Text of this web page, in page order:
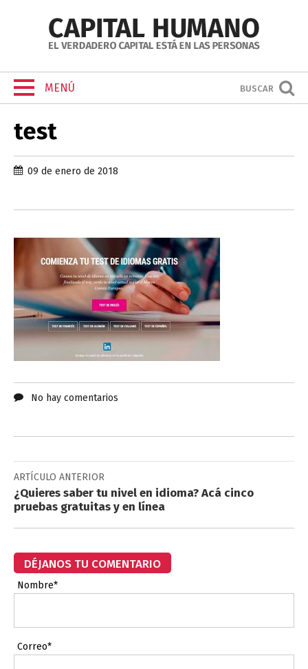
MENÚ BUSCAR
test
09 de enero de 2018
No hay comentarios
ARTÍCULO ANTERIOR
¿Quieres saber tu nivel en idioma? Acá cinco
pruebas gratuitas y en línea
DÉJANOS TU COMENTARIO
Nombre*
Correo*